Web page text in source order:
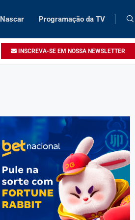
Nascar Programação da TV
INSCREVA-SE EM NOSSA NEWSLETTER